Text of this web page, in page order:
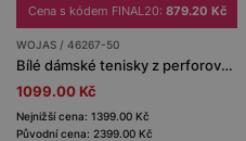
Cena s kódem FINAL20: 879.20 Kč
WOJAS / 46267-50
Bílé dámské tenisky z perforované lícní kůže
1099.00 Kč
Nejnižší cena: 1399.00 Kč
Původní cena: 2399.00 Kč